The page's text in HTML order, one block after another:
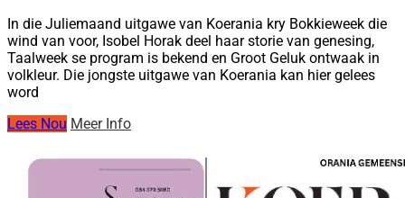
In die Juliemaand uitgawe van Koerania kry Bokkieweek die
wind van voor, Isobel Horak deel haar storie van genesing,
Taalweek se program is bekend en Groot Geluk ontwaak in
volkleur. Die jongste uitgawe van Koerania kan hier gelees
word
Lees Nou Meer Info